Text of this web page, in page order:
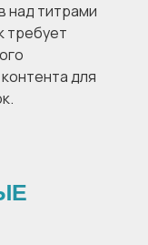
над титрами
требует
для